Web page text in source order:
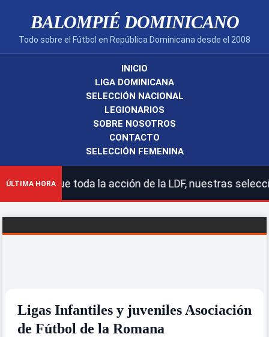
BALOMPIÉ DOMINICANO
Todo sobre el Fútbol en República Dominicana desde el 2008
INICIO
LIGA DOMINICANA
SELECCIÓN NACIONAL
LEGIONARIOS
SOBRE NOSOTROS
CONTACTO
SELECCIÓN FEMENINA
ÚLTIMA HORA
| Sigue toda la acción de la LDF, nuestras
Ligas Infantiles y juveniles Asociación
de Fútbol de la Romana